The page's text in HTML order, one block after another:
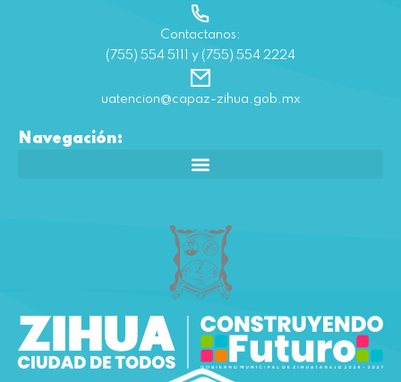
Contactanos:
(755) 554 5111 y (755) 554 2224
uatencion@capaz-zihua.gob.mx
Navegación: